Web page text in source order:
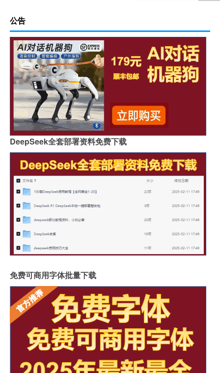
公告
DeepSeek全套部署资料免费下载
免费可商用字体批量下载